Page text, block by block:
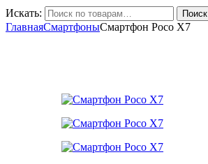
Искать: Поиск
ГлавнаяСмартфоныСмартфон Poco X7